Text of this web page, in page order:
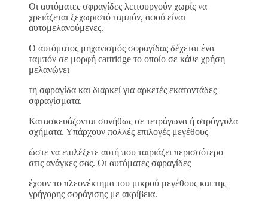
Οι αυτόματες σφραγίδες λειτουργούν χωρίς να
χρειάζεται ξεχωριστό ταμπόν, αφού είναι
αυτομελανούμενες.
Ο αυτόματος μηχανισμός σφραγίδας δέχεται ένα
ταμπόν σε μορφή cartridge το οποίο σε κάθε χρήση
μελανώνει
τη σφραγίδα και διαρκεί για αρκετές εκατοντάδες
σφραγίσματα.
Κατασκευάζονται συνήθως σε τετράγωνα ή στρόγγυλα
σχήματα. Υπάρχουν πολλές επιλογές μεγέθους
ώστε να επιλέξετε αυτή που ταιριάζει περισσότερο
στις ανάγκες σας. Οι αυτόματες σφραγίδες
έχουν το πλεονέκτημα του μικρού μεγέθους και της
γρήγορης σφράγισης με ακρίβεια.